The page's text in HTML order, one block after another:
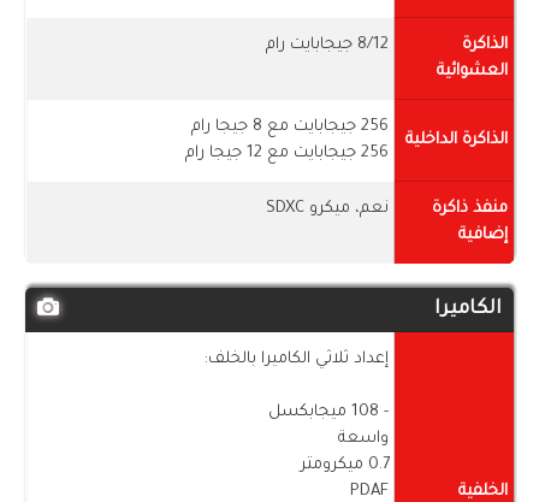
الذاكرة
العشوائية
8/12 جيجابايت رام
الذاكرة الداخلية
256 جيجابايت مع 8 جيجا رام
256 جيجابايت مع 12 جيجا رام
منفذ ذاكرة
إضافية
نعم، ميكرو SDXC
الكاميرا
الخلفية
إعداد ثلاثي الكاميرا بالخلف:
- 108 ميجابكسل
واسعة
0.7 ميكرومتر
PDAF